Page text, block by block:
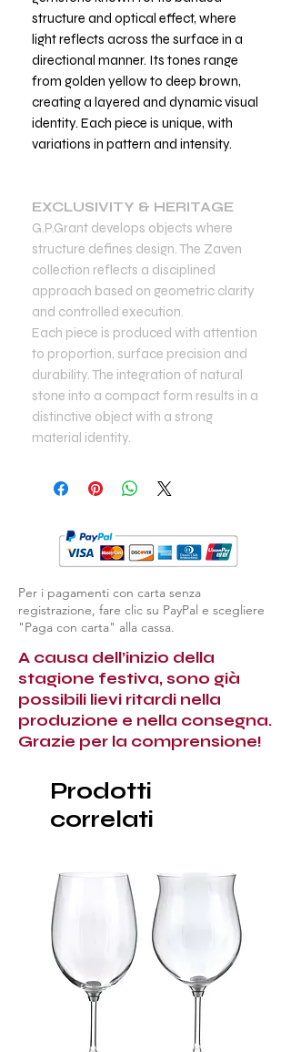
structure and optical effect, where
light reflects across the surface in a
directional manner. Its tones range
from golden yellow to deep brown,
creating a layered and dynamic visual
identity. Each piece is unique, with
variations in pattern and intensity.
EXCLUSIVITY & HERITAGE
G.P.Grant develops objects where
structure defines design. The Zaven
collection reflects a disciplined
approach based on geometric clarity
and controlled execution.
Each piece is produced with attention
to proportion, surface precision and
durability. The integration of natural
stone into a compact form results in a
distinctive object with a strong
material identity.
Per i pagamenti con carta senza
registrazione, fare clic su PayPal e scegliere
"Paga con carta" alla cassa.
A causa dell’inizio della
stagione festiva, sono già
possibili lievi ritardi nella
produzione e nella consegna.
Grazie per la comprensione!
Prodotti
correlati